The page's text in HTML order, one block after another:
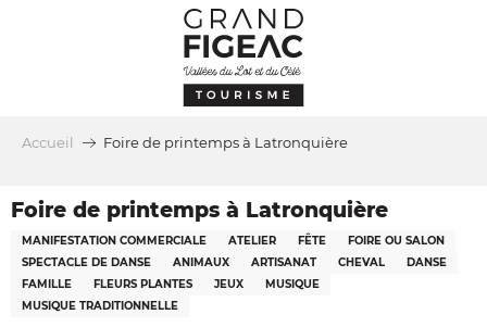
Accueil Foire de printemps à Latronquière
Foire de printemps à Latronquière
MANIFESTATION COMMERCIALE ATELIER FÊTE
FOIRE OU SALON
SPECTACLE DE DANSE
ANIMAUX ARTISANAT CHEVAL
DANSE
FAMILLE
FLEURS PLANTES JEUX
MUSIQUE
MUSIQUE TRADITIONNELLE